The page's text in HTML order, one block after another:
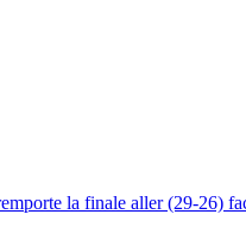
la finale aller (29-26)